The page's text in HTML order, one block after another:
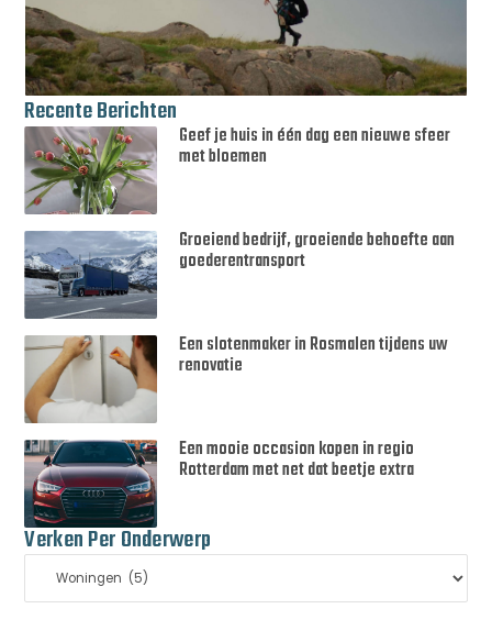
Recente Berichten
Geef je huis in één dag een nieuwe sfeer
met bloemen
Groeiend bedrijf, groeiende behoefte aan
goederentransport
Een slotenmaker in Rosmalen tijdens uw
renovatie
Een mooie occasion kopen in regio
Rotterdam met net dat beetje extra
Verken Per Onderwerp